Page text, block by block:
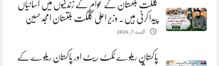
گلگت بلتستان کے عوام کے زندگیوں میں آسانیاں
پیدا کرنی ہیں. وزیر اعلیٰ گلگت بلتستان امجد حسین
اگست 7, 2026
پاکستان ریلوے ٹکٹ ریٹ اور پاکستان ریلوے کے